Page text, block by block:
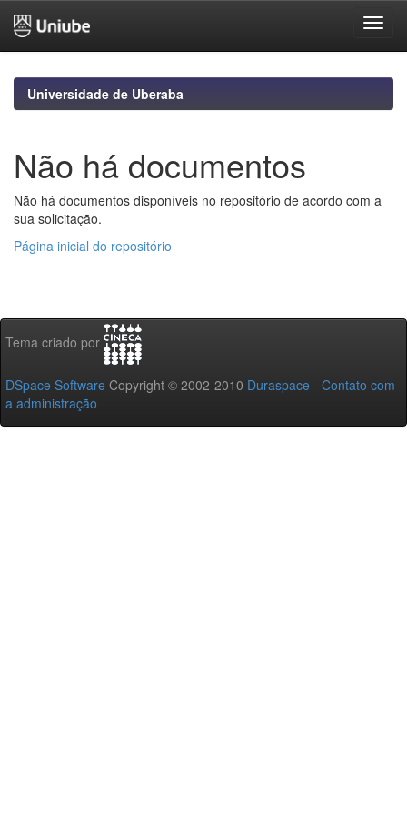
navigationUniversidade de Uberaba
Não há documentos
Não há documentos disponíveis no repositório de acordo com a
sua solicitação.
Página inicial do repositório
Tema criado por
DSpace Software Copyright © 2002-2010 Duraspace - Contato com
a administração